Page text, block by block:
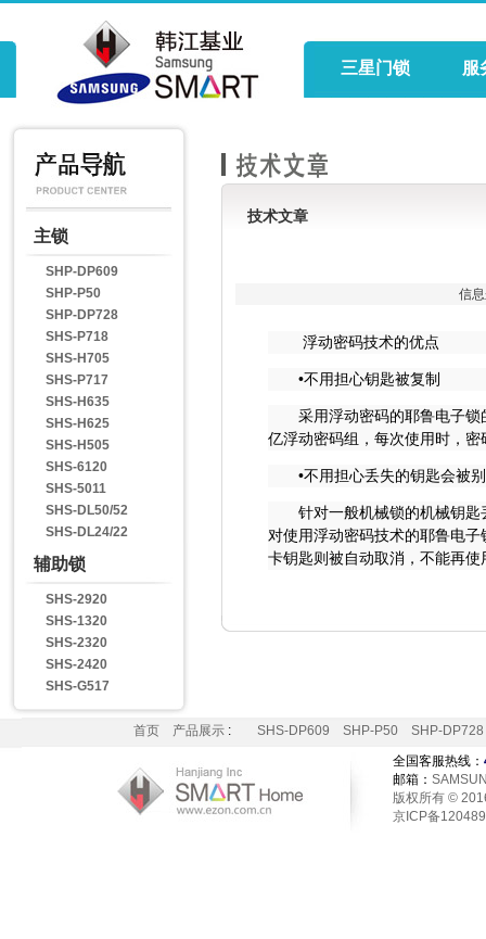
三星门锁 服
主锁
SHP-DP609
SHP-P50
SHP-DP728
SHS-P718
SHS-H705
SHS-P717
SHS-H635
SHS-H625
SHS-H505
SHS-6120
SHS-5011
SHS-DL50/52
SHS-DL24/22
辅助锁
SHS-2920
SHS-1320
SHS-2320
SHS-2420
SHS-G517
技术文章
信
浮动密码技术的优点
•不用担心钥匙被复制
采用浮动密码的耶鲁电子锁
亿浮动密码组，每次使用时，
•不用担心丢失的钥匙会被别
针对一般机械锁的机械钥匙
对使用浮动密码技术的耶鲁电
卡钥匙则被自动取消，不能再
首页 产品展示: SHS-DP609 SHP-P50
SHP-DP728
全国客服热线：
邮箱：
版权所有 ©
京ICP备